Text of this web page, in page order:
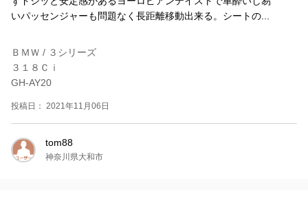
いパッセンジャーも問題なく長距離移動出来る。シートの...
ＢＭＷ / ３シリーズ
３１８Ｃｉ
GH-AY20
投稿日： 2021年11月06日
tom88
神奈川県大和市